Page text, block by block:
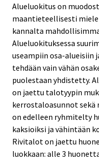
Alueluokitus on
maantieteellisesti
kannalta
Alueluokituksessa
useampiin osa-alueisiin
tehdään vain vähän
puolestaan yhdistetty.
on jaettu talotyypin
kerrostaloasunnot
on edelleen ryhmitelty
kaksioiksi ja vähintään
Rivitalot on jaettu
luokkaan: alle 3